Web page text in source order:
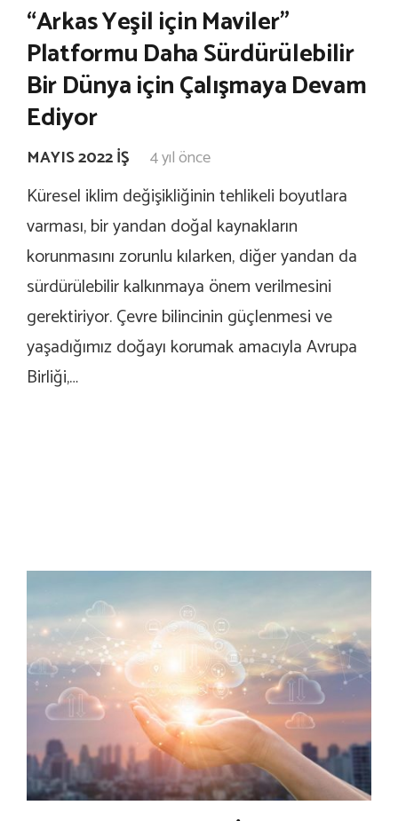
“Arkas Yeşil için Maviler”
Platformu Daha Sürdürülebilir
Bir Dünya için Çalışmaya Devam
Ediyor
MAYIS 2022 İŞ 4 yıl önce
Küresel iklim değişikliğinin tehlikeli boyutlara
varması, bir yandan doğal kaynakların
korunmasını zorunlu kılarken, diğer yandan da
sürdürülebilir kalkınmaya önem verilmesini
gerektiriyor. Çevre bilincinin güçlenmesi ve
yaşadığımız doğayı korumak amacıyla Avrupa
Birliği,…